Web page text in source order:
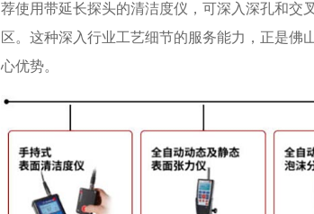
荐使用带延长探头的清洁度仪，可深入深孔和交
区。这种深入行业工艺细节的服务能力，正是佛
心优势。